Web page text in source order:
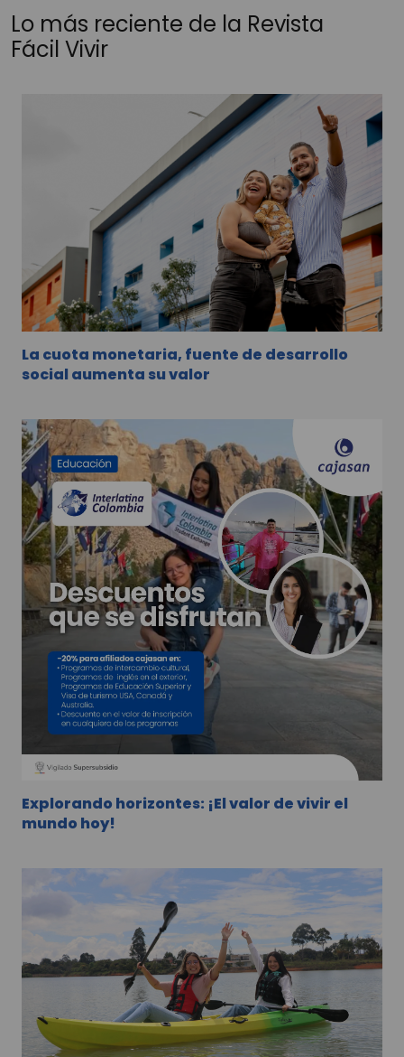
Lo más reciente de la Revista
Fácil Vivir
La cuota monetaria, fuente de desarrollo
social aumenta su valor
Explorando horizontes: ¡El valor de vivir el
mundo hoy!